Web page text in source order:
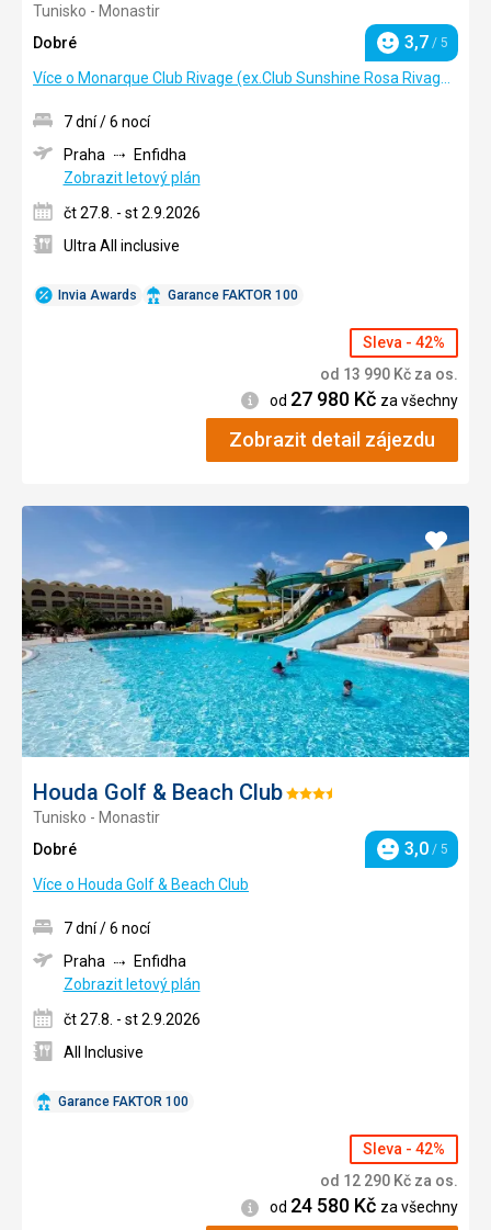
Tunisko - Monastir
Dobré
Hodnocení
3,7 / 5
Invia Awards Garance FAKTOR 100
7 dní / 6 nocí
Praha
Enfidha
Zobrazit letový plán
čt 27.8. - st 2.9.2026
Ultra All inclusive
Sleva - 42%
od 13 990 Kč za os.
Informace
od 27 980 Kč za všechny
Zobrazit detail zájezdu
Houda Golf & Beach ClubHodnocení:
Tunisko - Monastir
Dobré
Hodnocení
3,0 / 5
Více o Houda Golf & Beach Club
Přidat
do
Garance FAKTOR 100
7 dní / 6 nocí
Praha
Enfidha
Zobrazit letový plán
čt 27.8. - st 2.9.2026
All Inclusive
Sleva - 42%
od 12 290 Kč za os.
Informace
od 24 580 Kč za všechny